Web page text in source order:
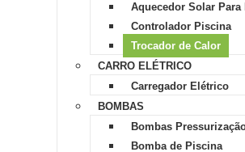
Aquecedor Solar Para
Controlador Piscina
Trocador de Calor
CARRO ELÉTRICO
Carregador Elétrico
BOMBAS
Bombas
Bomba de Piscina